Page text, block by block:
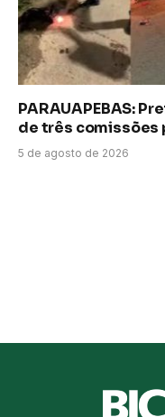
PARAUAPEBAS:
de três comissões
5 de agosto de 2026